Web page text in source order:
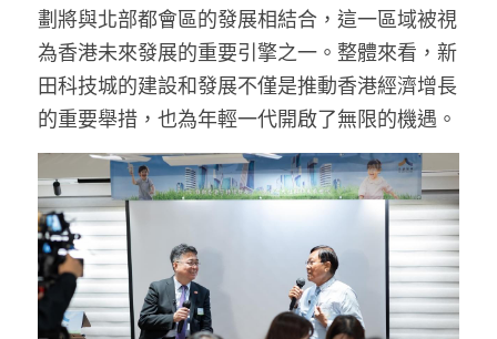
劃將與北部都會區的發展相結合，這一區域被視
為香港未來發展的重要引擎之一。整體來看，新
田科技城的建設和發展不僅是推動香港經濟增長
的重要舉措，也為年輕一代開啟了無限的機遇。